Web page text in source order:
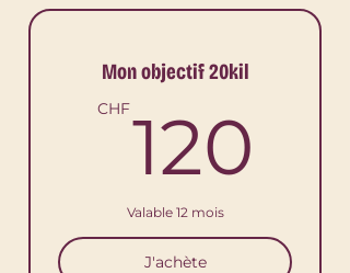
Mon objectif 20kil
CHF120
Valable 12 mois
J'achète